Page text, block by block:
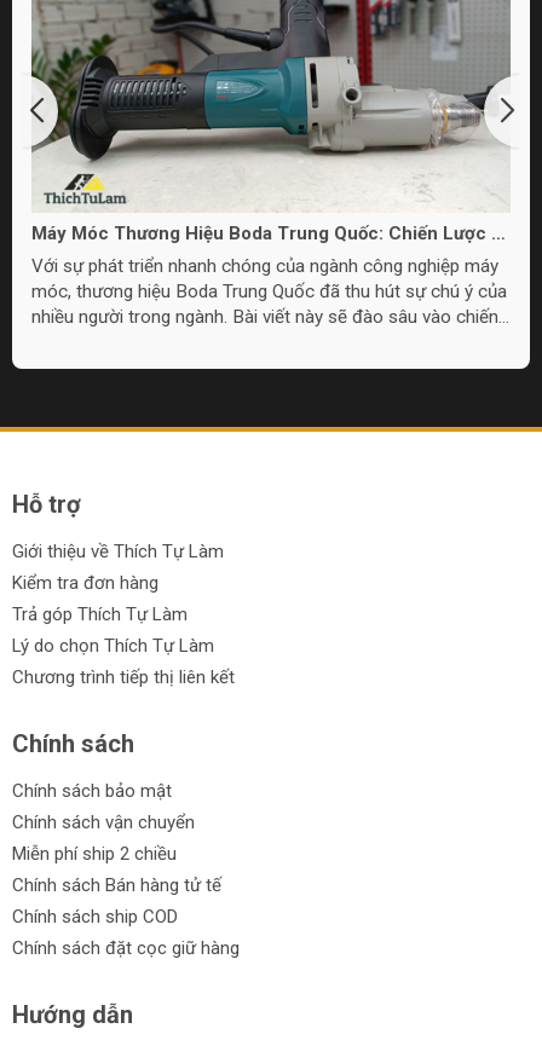
Máy Móc Thương Hiệu Boda Trung Quốc: Chiến Lược và
Chất Lượng
Với sự phát triển nhanh chóng của ngành công nghiệp máy
móc, thương hiệu Boda Trung Quốc đã thu hút sự chú ý của
nhiều người trong ngành. Bài viết này sẽ đào sâu vào chiến
Trung Quốc.
Hỗ trợ
Giới thiệu về Thích Tự Làm
Kiểm tra đơn hàng
Trả góp Thích Tự Làm
Lý do chọn Thích Tự Làm
Chương trình tiếp thị liên kết
Chính sách
Chính sách bảo mật
Chính sách vận chuyển
Miễn phí ship 2 chiều
Chính sách Bán hàng tử tế
Chính sách ship COD
Chính sách đặt cọc giữ hàng
Hướng dẫn